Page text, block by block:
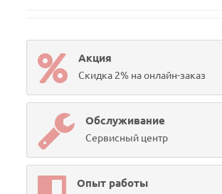
Акция
Скидка 2% на онлайн-заказ
Обслуживание
Сервисный центр
Опыт работы